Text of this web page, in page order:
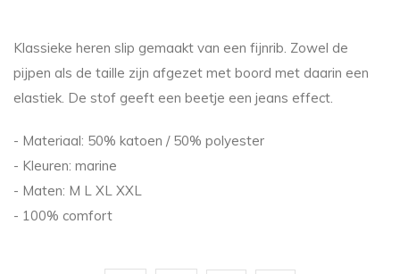
Klassieke heren slip gemaakt van een fijnrib. Zowel de
pijpen als de taille zijn afgezet met boord met daarin een
elastiek. De stof geeft een beetje een jeans effect.
- Materiaal: 50% katoen / 50% polyester
- Kleuren: marine
- Maten: M L XL XXL
- 100% comfort